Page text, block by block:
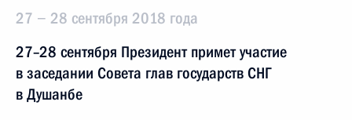
27 − 28 сентября 2018 года
27–28 сентября Президент примет участие
в заседании Совета глав государств СНГ
в Душанбе